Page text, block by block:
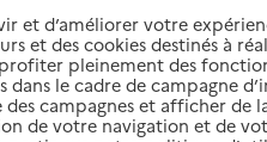
autour de Roncq
et d’améliorer votre
et des cookies destinés à
pleinement des
dans le cadre de campagne
campagnes et afficher de
de votre navigation et de